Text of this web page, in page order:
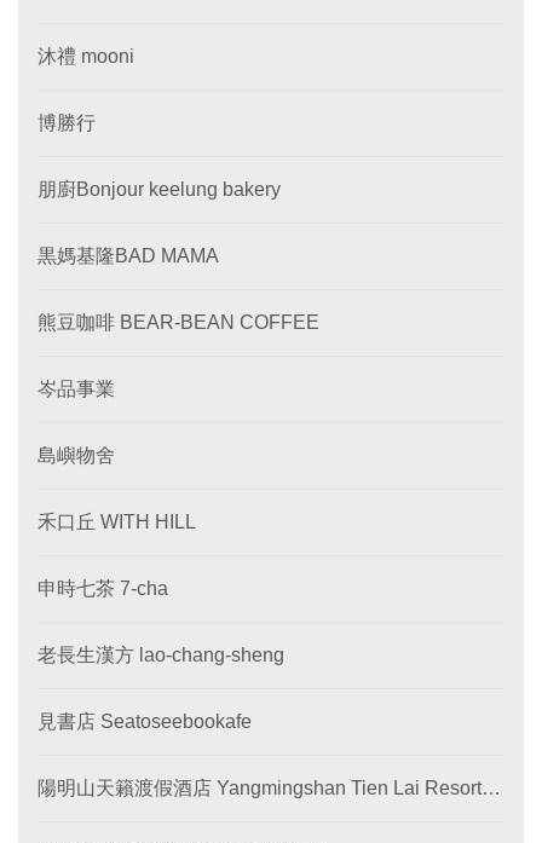
沐禮 mooni
博勝行
朋廚Bonjour keelung bakery
黒媽基隆BAD MAMA
熊豆咖啡 BEAR-BEAN COFFEE
岑品事業
島嶼物舍
禾口丘 WITH HILL
申時七茶 7-cha
老長生漢方 lao-chang-sheng
見書店 Seatoseebookafe
陽明山天籟渡假酒店 Yangmingshan Tien Lai Resort &